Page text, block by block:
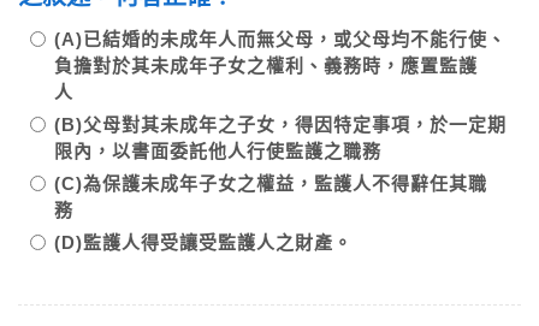
(A)已結婚的未成年人而無父母，或父母均不能行使、
負擔對於其未成年子女之權利、義務時，應置監護
人
(B)父母對其未成年之子女，得因特定事項，於一定期
限內，以書面委託他人行使監護之職務
(C)為保護未成年子女之權益，監護人不得辭任其職
務
(D)監護人得受讓受監護人之財產。